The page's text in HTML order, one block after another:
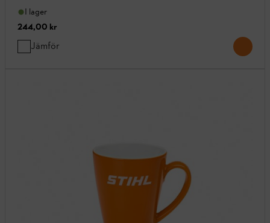
I lager
244,00 kr
Jämför